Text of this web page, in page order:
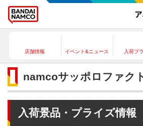
店舗情報 イベント&ニュース 入荷プ
namcoサッポロファク
入荷景品・プライズ情報